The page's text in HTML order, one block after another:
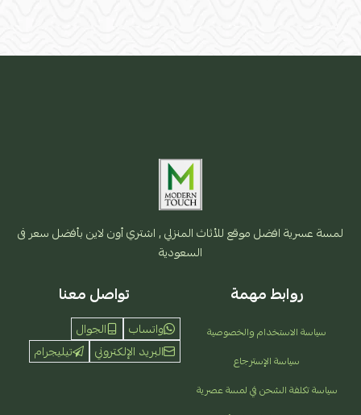
لمسة عسرية افضل موقع للأثاث المنزلي , اشتري أون لاين بأفضل سعر فى
السعودية
روابط مهمة
سياسة الاستخدام والخصوصية
سياسة الإسترجاع
سياسة تكلفة الشحن في لمسة عصرية
تواصل معنا
واتساب
الجوال
البريد الإلكتروني
تيليجرام